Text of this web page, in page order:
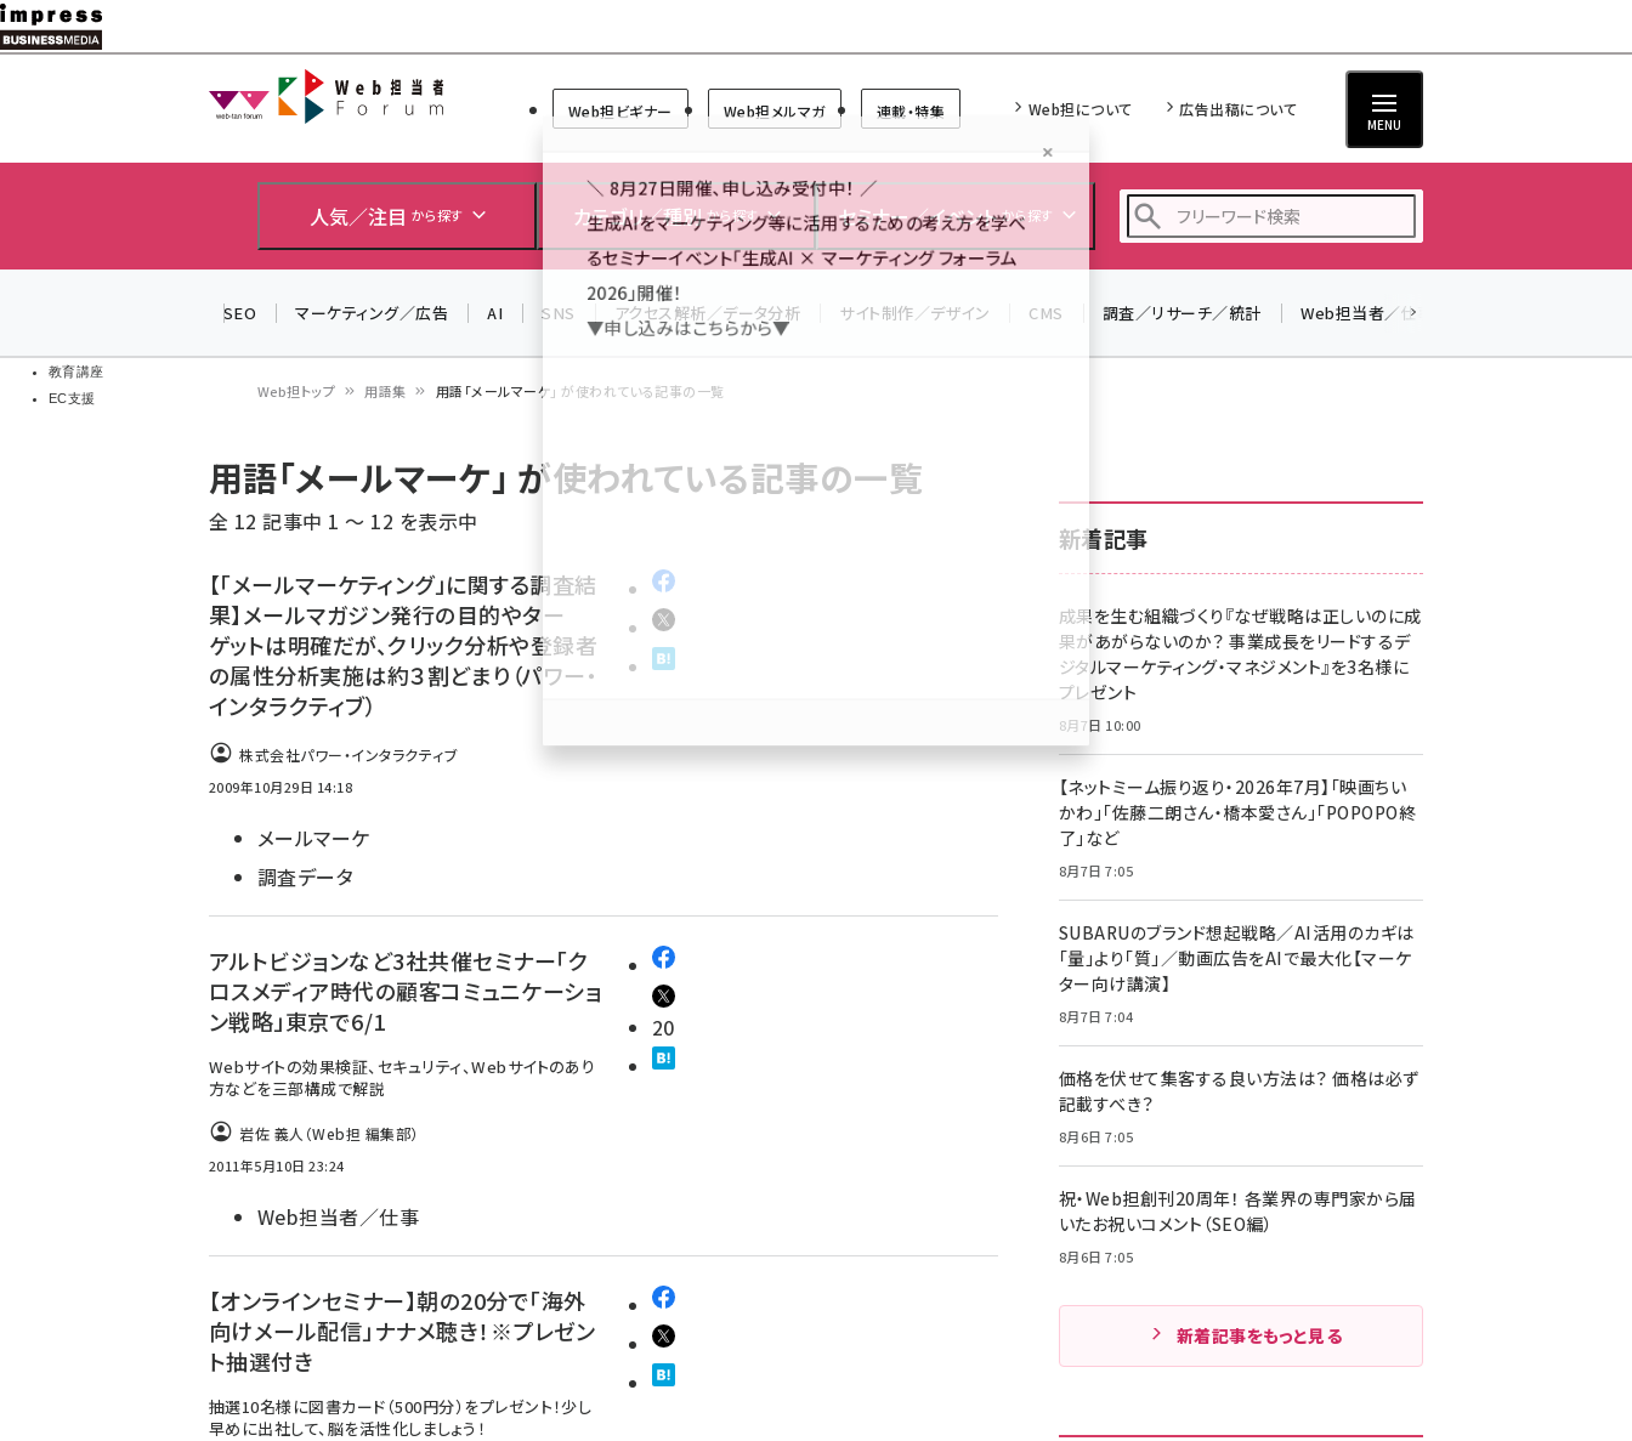
メ
イ
教育講座
EC支援
Web担当者Forum
Web担ビギナー Web担メルマガ 連載・特集 Web担について 広告出稿について
MENU
人気／注目 から探す カテゴリ／種別 から探す セミナー／イベント から探す
z世代 (1623)
meo (1277)
llmo (1166)
SEO マーケティング／広告 AI SNS アクセス解析／データ分析 サイト制作／デザイン CMS 調査／リサーチ／統計 Web担当者／仕事
ン
く
ず
Web担トップ 用語集 用語「メールマーケ」 が使われている記事の一覧
用語「メールマーケ」 が使われている記事の一覧
全 12 記事中 1 ～ 12 を表示中
【「メールマーケティング」に関する調査結
果】メールマガジン発行の目的やター
ゲットは明確だが、クリック分析や登録者
の属性分析実施は約３割どまり（パワー・
インタラクティブ）
株式会社パワー・インタラクティブ
2009年10月29日 14:18
メールマーケ
調査データ
アルトビジョンなど3社共催セミナー「ク
ロスメディア時代の顧客コミュニケーショ
ン戦略」東京で6/1
Webサイトの効果検証、セキュリティ、Webサイトのあり
方などを三部構成で解説
岩佐 義人（Web担 編集部）
2011年5月10日 23:24
20
Web担当者／仕事
【オンラインセミナー】朝の20分で「海外
向けメール配信」ナナメ聴き！※プレゼン
ト抽選付き
抽選10名様に図書カード（500円分）をプレゼント！少し
早めに出社して、脳を活性化しましょう！
新着記事
成果を生む組織づくり『なぜ戦略は正しいのに成
果があがらないのか？ 事業成長をリードするデ
ジタルマーケティング・マネジメント』を3名様に
プレゼント
8月7日 10:00
【ネットミーム振り返り・2026年7月】「映画ちい
かわ」「佐藤二朗さん・橋本愛さん」「POPOPO終
了」など
8月7日 7:05
SUBARUのブランド想起戦略／AI活用のカギは
「量」より「質」／動画広告をAIで最大化【マーケ
ター向け講演】
8月7日 7:04
価格を伏せて集客する良い方法は？ 価格は必ず
記載すべき？
8月6日 7:05
祝・Web担創刊20周年！ 各業界の専門家から届
いたお祝いコメント（SEO編）
8月6日 7:05
新着記事をもっと見る
＼ 8月27日開催、申し込み受付中！ ／
生成AIをマーケティング等に活用するための考え方を学べ
るセミナーイベント「生成AI × マーケティング フォーラム
2026」開催！
▼申し込みはこちらから▼